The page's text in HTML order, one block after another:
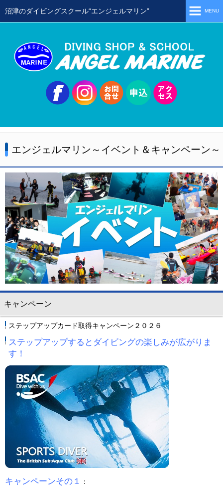
沼津のダイビングスクール“エンジェルマリン” MENU
当店の特徴
スクールメニュー
ステップアップコース
会員限定ツアー
ミニツアー
ビッグツアー
イベント
お客様の声
Q & A
エンジェルマリン～イベント＆キャンペーン～
キャンペーン
ステップアップカード取得キャンペーン２０２６
ステップアップするとダイビングの楽しみが広がりま
す！
キャンペーンその１ ：